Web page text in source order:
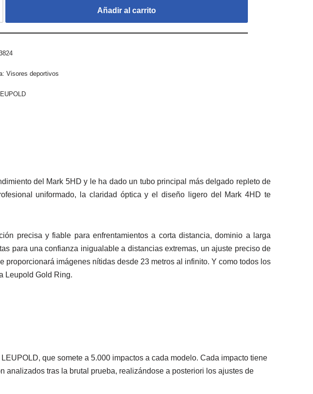
Añadir al carrito
Visores deportivos
del Mark 5HD y le ha dado un tubo principal más delgado repleto de
uniformado, la claridad óptica y el diseño ligero del Mark 4HD te
precisa y fiable para enfrentamientos a corta distancia, dominio a larga
para una confianza inigualable a distancias extremas, un ajuste preciso de
imágenes nítidas desde 23 metros al infinito. Y como todos los
Leupold Gold Ring.
que somete a 5.000 impactos a cada modelo. Cada impacto tiene
analizados tras la brutal prueba, realizándose a posteriori los ajustes de